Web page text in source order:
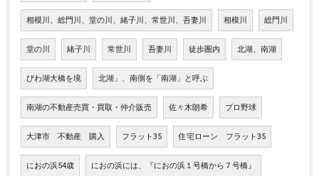
相模川、総門川、堂の川、緒子川、常世川、吾妻川 相模川 総門川
堂の川 緒子川 常世川 吾妻川 徒歩圏内 北湖、南湖
びわ湖大橋を境 北湖」、南側を「南湖」と呼ぶ
南湖の不動産売買・買取・仲介販売 佐々木朗希 プロ野球
大津市 不動産 購入 フラット35 住宅ローン フラット35
におの浜54歳 におの浜には、『におの浜１号橋から７号橋』